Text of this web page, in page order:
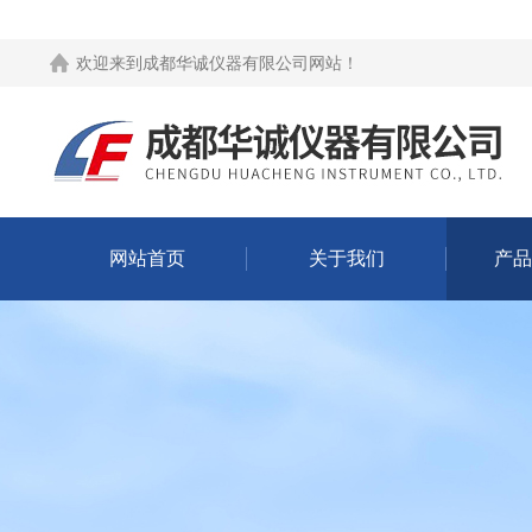
欢迎来到 成都华诚仪器有限公司网站 ！
网站首页 关于我们 产